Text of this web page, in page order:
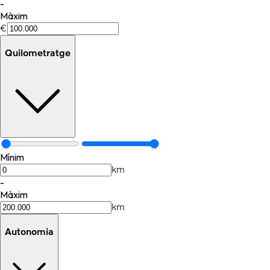
-
Màxim
€
Quilometratge
Mínim
km
-
Màxim
km
Autonomia